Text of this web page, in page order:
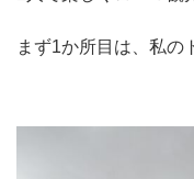
まず1か所目は、私の